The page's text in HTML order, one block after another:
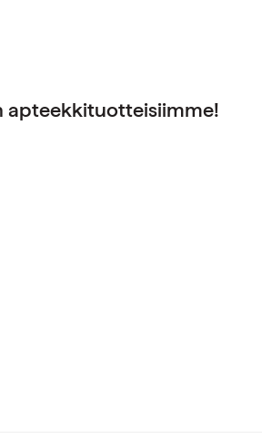
apteekkituotteisiimme!